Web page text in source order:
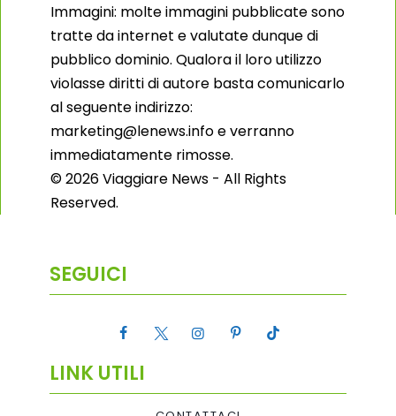
Immagini: molte immagini pubblicate sono
tratte da internet e valutate dunque di
pubblico dominio. Qualora il loro utilizzo
violasse diritti di autore basta comunicarlo
al seguente indirizzo:
marketing@lenews.info e verranno
immediatamente rimosse.
© 2026 Viaggiare News - All Rights
Reserved.
SEGUICI
LINK UTILI